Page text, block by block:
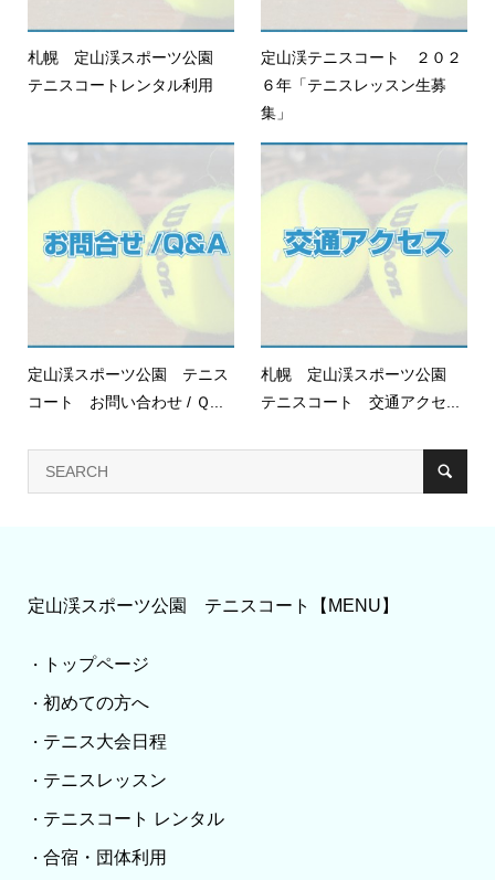
札幌 定山渓スポーツ公園
テニスコートレンタル利用
定山渓テニスコート ２０２
６年「テニスレッスン生募
集」
定山渓スポーツ公園 テニス
コート お問い合わせ / Ｑ...
札幌 定山渓スポーツ公園
テニスコート 交通アクセ...
定山渓スポーツ公園 テニスコート【MENU】
・ トップページ
・ 初めての方へ
・ テニス大会日程
・ テニスレッスン
・ テニスコート レンタル
・ 合宿・団体利用